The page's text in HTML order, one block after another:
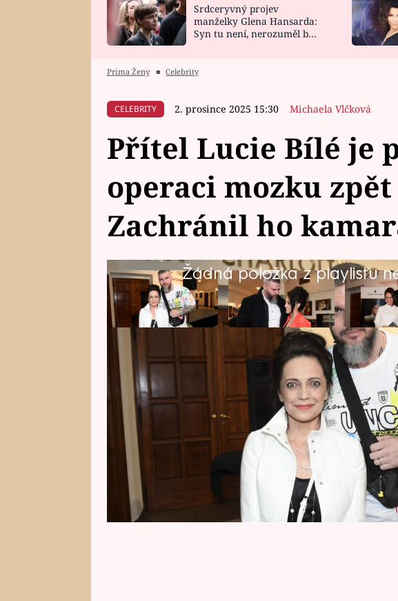
HOROSKOP NA
CELEBRITY
VAŘENÍ
Srdceryvný projev
manželky Glena Hansarda:
Syn tu není, nerozuměl by
Prima Ženy ■ Celebrity
CELEBRITY 2. prosince 2025 15:30 Michaela Vlčková
Přítel Lucie Bílé je
operaci mozku
Zachránil ho
Žádná položka z playlistu
Lucie Bílá si prochází velmi náročným
Filipi musel akutně podstoupit operaci mozku.
informovala své fanoušky na sociální síti, že je
a Filipi je už v pohodlí domova. Čeká ho však
rekonvalescence.